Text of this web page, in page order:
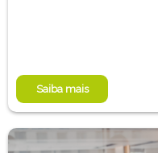
Saiba mais